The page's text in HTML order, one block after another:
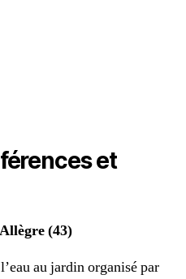
et
(43)
au jardin organisé par